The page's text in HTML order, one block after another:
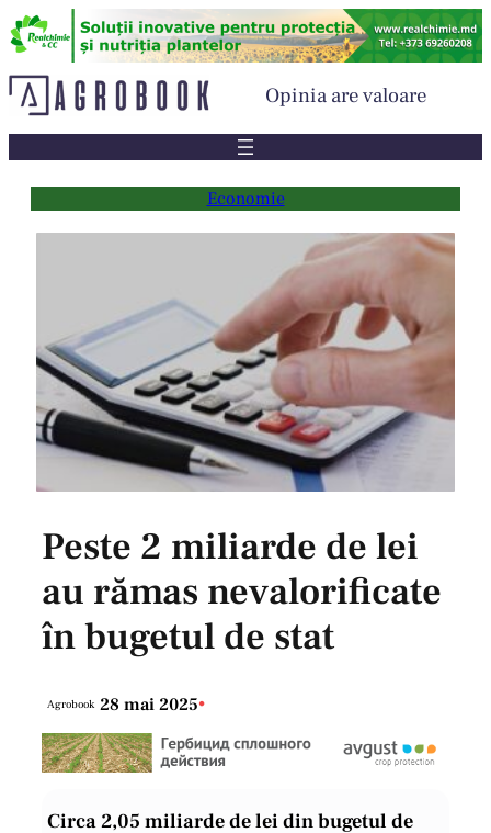
Sari
la
Opinia are valoare
Economie
Peste 2 miliarde de lei
au rămas nevalorificate
în bugetul de stat
Agrobook 28 mai 2025•
Circa 2,05 miliarde de lei din bugetul de